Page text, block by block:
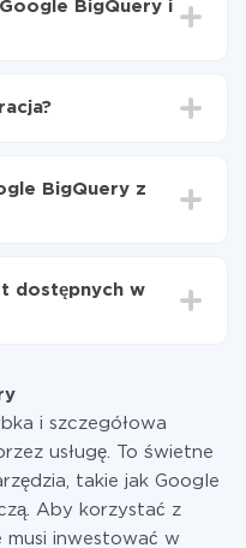
BigQuery i
średnio 10-15
BigQuery z
faktycznie jest
systemów do
na płatną. Więcej
dostępnych w
i szczegółowa
usługę. To świetne
takie jak Google
Aby korzystać z
musi inwestować w